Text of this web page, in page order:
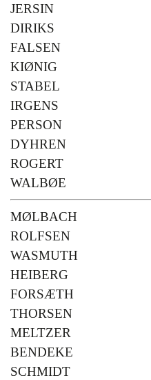
JERSIN
DIRIKS
FALSEN
KIØNIG
STABEL
IRGENS
PERSON
DYHREN
ROGERT
WALBØE
MØLBACH
ROLFSEN
WASMUTH
HEIBERG
FORSÆTH
THORSEN
MELTZER
BENDEKE
SCHMIDT